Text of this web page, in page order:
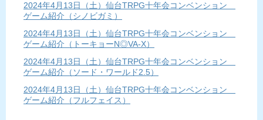
2024年4月13日（土）仙台TRPG十年会コンベンション
ゲーム紹介（シノビガミ）
2024年4月13日（土）仙台TRPG十年会コンベンション
ゲーム紹介（トーキョーN◎VA-X）
2024年4月13日（土）仙台TRPG十年会コンベンション
ゲーム紹介（ソード・ワールド2.5）
2024年4月13日（土）仙台TRPG十年会コンベンション
ゲーム紹介（フルフェイス）